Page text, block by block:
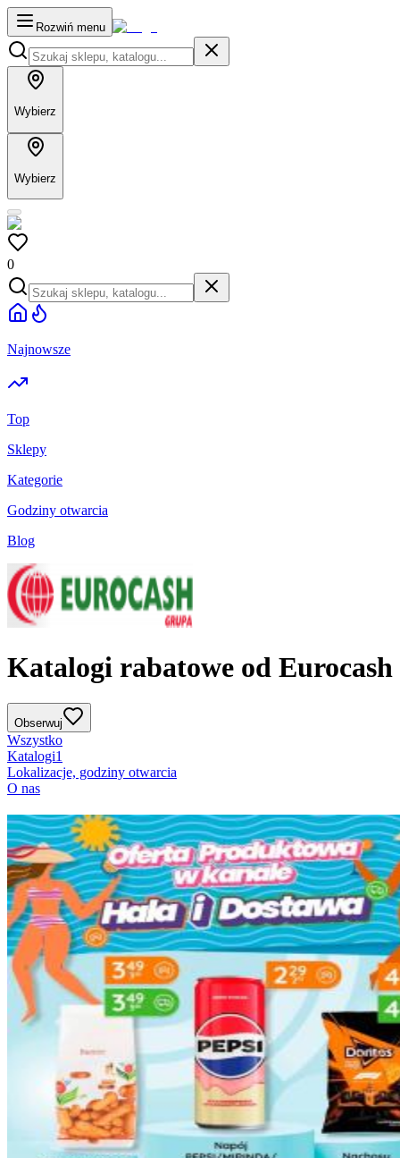
Rozwiń menu
Wybierz
Wybierz
0
Najnowsze
Top
Sklepy
Kategorie
Godziny otwarcia
Blog
Katalogi rabatowe od Eurocash
Obserwuj
Wszystko
Katalogi1
Lokalizacje, godziny otwarcia
O nas